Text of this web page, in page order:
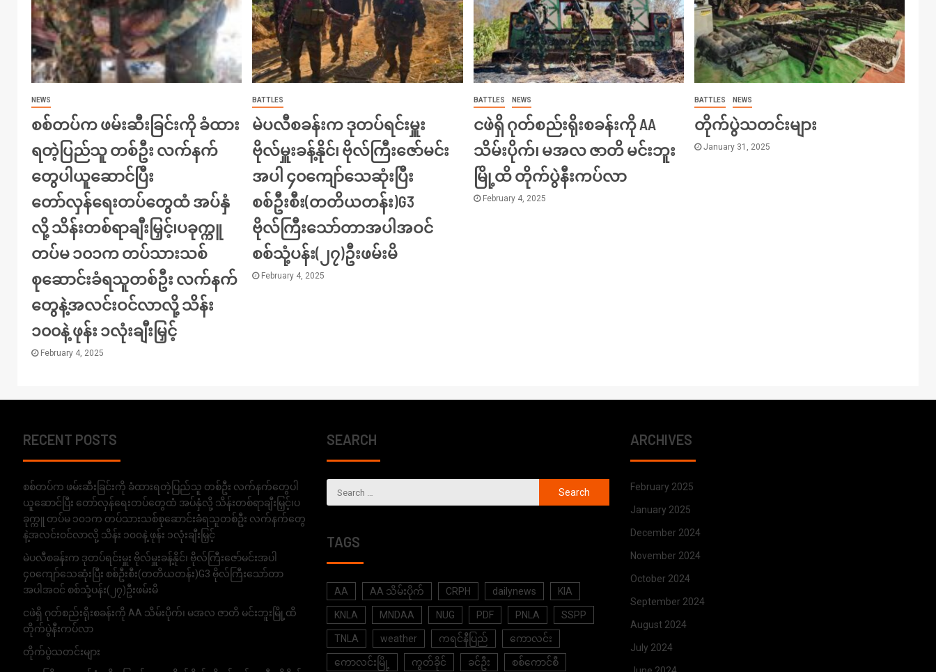
NEWS
စစ်တပ်က ဖမ်းဆီးခြင်းကို ခံထား
ရတဲ့ပြည်သူ တစ်ဦး လက်နက်
တွေပါယူဆောင်ပြီး
တော်လှန်ရေးတပ်တွေထံ အပ်နှံ
လို့ သိန်းတစ်ရာချီးမြှင့်၊ပခုက္ကူ
တပ်မ ၁၀၁က တပ်သားသစ်
စုဆောင်းခံရသူတစ်ဦး လက်နက်
တွေနဲ့အလင်းဝင်လာလို့ သိန်း
၁၀၀နဲ့ ဖုန်း ၁လုံးချီးမြှင့်
February 4, 2025
BATTLES
မဲပလီစခန်းက ဒုတပ်ရင်းမှူး
ဗိုလ်မှူးခန့်နိုင်၊ ဗိုလ်ကြီးဇော်မင်း
အပါ ၄၀ကျော်သေဆုံးပြီး
စစ်ဦးစီး(တတိယတန်း)G3
ဗိုလ်ကြီးသော်တာအပါအဝင်
စစ်သုံ့ပန်း(၂၇)ဦးဖမ်းမိ
February 4, 2025
BATTLES NEWS
ငဖဲရှိ ဂုတ်စည်းရိုးစခန်းကို AA
သိမ်းပိုက်၊ မအလ ဇာတိ မင်းဘူး
မြို့ထိ တိုက်ပွဲနီးကပ်လာ
February 4, 2025
BATTLES NEWS
တိုက်ပွဲသတင်းများ
January 31, 2025
RECENT POSTS
စစ်တပ်က ဖမ်းဆီးခြင်းကို ခံထားရတဲ့ပြည်သူ တစ်ဦး လက်နက်တွေပါ
ယူဆောင်ပြီး တော်လှန်ရေးတပ်တွေထံ အပ်နှံလို့ သိန်းတစ်ရာချီးမြှင့်၊ပ
ခုက္ကူ တပ်မ ၁၀၁က တပ်သားသစ်စုဆောင်းခံရသူတစ်ဦး လက်နက်တွေ
နဲ့အလင်းဝင်လာလို့ သိန်း ၁၀၀နဲ့ ဖုန်း ၁လုံးချီးမြှင့်
မဲပလီစခန်းက ဒုတပ်ရင်းမှူး ဗိုလ်မှူးခန့်နိုင်၊ ဗိုလ်ကြီးဇော်မင်းအပါ
၄၀ကျော်သေဆုံးပြီး စစ်ဦးစီး(တတိယတန်း)G3 ဗိုလ်ကြီးသော်တာ
အပါအဝင် စစ်သုံ့ပန်း(၂၇)ဦးဖမ်းမိ
ငဖဲရှိ ဂုတ်စည်းရိုးစခန်းကို AA သိမ်းပိုက်၊ မအလ ဇာတိ မင်းဘူးမြို့ထိ
တိုက်ပွဲနီးကပ်လာ
တိုက်ပွဲသတင်းများ
SEARCH
TAGS
AA AA သိမ်းပိုက် CRPH dailynews KIA
KNLA MNDAA NUG PDF PNLA SSPP
TNLA weather ကရင်နီပြည် ကောလင်း
ကောလင်းမြို့ ကွတ်ခိုင် ခင်ဦး စစ်ကောင်စီ
ARCHIVES
February 2025
January 2025
December 2024
November 2024
October 2024
September 2024
August 2024
July 2024